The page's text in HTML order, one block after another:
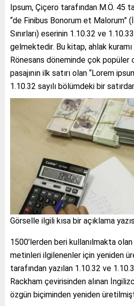
Ipsum, Çiçero tarafından M.Ö. 45
“de Finibus Bonorum et Malorum”
Sınırları) eserinin 1.10.32 ve
gelmektedir. Bu kitap, ahlak
Rönesans döneminde çok popüler
pasajının ilk satırı olan “Lorem
1.10.32 sayılı bölümdeki bir
Görselle ilgili kısa bir açıklama
1500’lerden beri kullanılmakta
metinleri ilgilenenler için yeniden
tarafından yazılan 1.10.32 ve
Rackham çevirisinden alınan
özgün biçiminden yeniden